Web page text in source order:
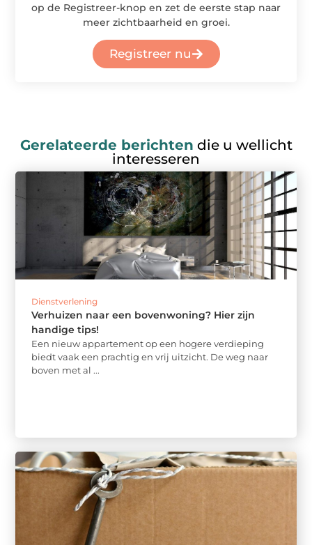
op de Registreer-knop en zet de eerste stap naar
meer zichtbaarheid en groei.
Registreer nu
Gerelateerde berichten die u wellicht
interesseren
Dienstverlening
Verhuizen naar een bovenwoning? Hier zijn
handige tips!
Een nieuw appartement op een hogere verdieping
biedt vaak een prachtig en vrij uitzicht. De weg naar
boven met al ...